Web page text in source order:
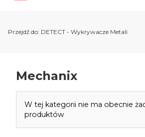
Przejdź do: DETECT - Wykrywacze Metali
Mechanix
Lista produktów
W tej kategorii nie ma obecnie
produktów